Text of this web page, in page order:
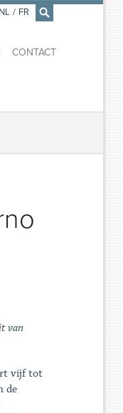
×
CONTACT
NL / FR
van
vijf tot
de